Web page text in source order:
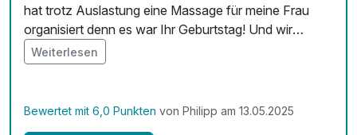
hat trotz Auslastung eine Massage für meine Frau
organisiert denn es war Ihr Geburtstag! Und wir
glücklich!! Das Frühstück war einfach aber sehr
lecker, 3 verschiedene Ei, Kuchen ,Croissants und
Abendessen war auch sehr lecker, die Kellner sehr
Weiterlesen
Bewertet mit 6,0 Punkten von Philipp am 13.05.2025